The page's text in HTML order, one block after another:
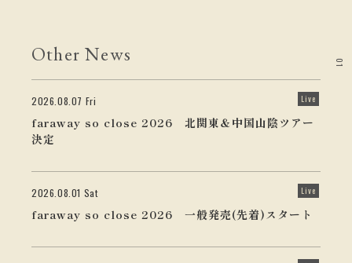
01
Other News
2026.08.07 Fri Live
faraway so close 2026 北関東＆中国山陰ツアー
決定
2026.08.01 Sat Live
faraway so close 2026 一般発売(先着)スタート